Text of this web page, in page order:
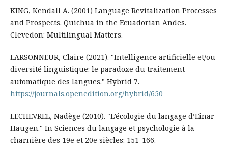
KING, Kendall A. (2001) Language Revitalization Processes
and Prospects. Quichua in the Ecuadorian Andes.
Clevedon: Multilingual Matters.
LARSONNEUR, Claire (2021). "Intelligence artificielle et/ou
diversité linguistique: le paradoxe du traitement
automatique des langues." Hybrid 7.
https://journals.openedition.org/hybrid/650
LECHEVREL, Nadège (2010). "L’écologie du langage d’Einar
Haugen." In Sciences du langage et psychologie à la
charnière des 19e et 20e siècles: 151-166.